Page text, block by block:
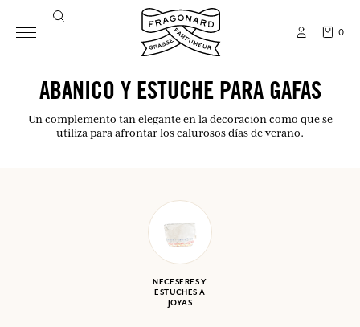
0
ABANICO Y ESTUCHE PARA GAFAS
Un complemento tan elegante en la decoración como que se
utiliza para afrontar los calurosos días de verano.
NECESERES Y
ESTUCHES A
JOYAS